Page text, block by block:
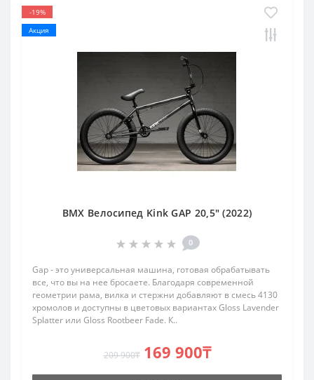
-19%
Акция
BMX Велосипед Kink GAP 20,5" (2022)
0
Gap - это универсальная машина, готовая обрабатывать
все, что вы на нее бросаете. Благодаря современной
геометрии рама, вилка и стержни добавляют в смесь 4130
хромолов и доступны в цветовых вариантах Gloss Lavender
Splatter или Gloss Rootbeer Fade. К..
209 900₸ 169 900₸